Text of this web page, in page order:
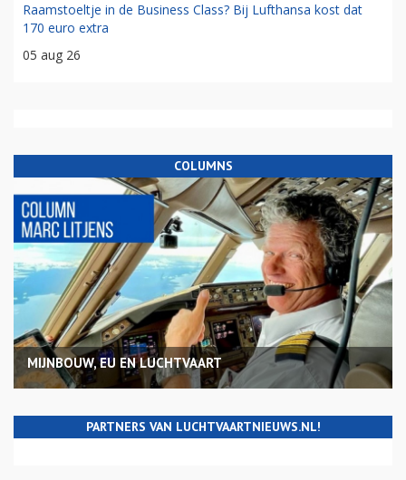
Raamstoeltje in de Business Class? Bij Lufthansa kost dat
170 euro extra
05 aug 26
COLUMNS
MIJNBOUW, EU EN LUCHTVAART
PARTNERS VAN LUCHTVAARTNIEUWS.NL!